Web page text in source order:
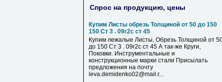
Спрос на продукцию, цены
Купим Листы обрезь Толщиной от 50 до 150
150 Ст 3 . 09г2с ст 45
Купим лежалые Листы, Обрезь Толщиной от
до 150 Ст 3 . 09г2с ст 45 А так-же Круги,
Поковки. Инструментальные и
конструкционные марки стали Присылать
предложения на почту
leva.demidenko02@mail.r...